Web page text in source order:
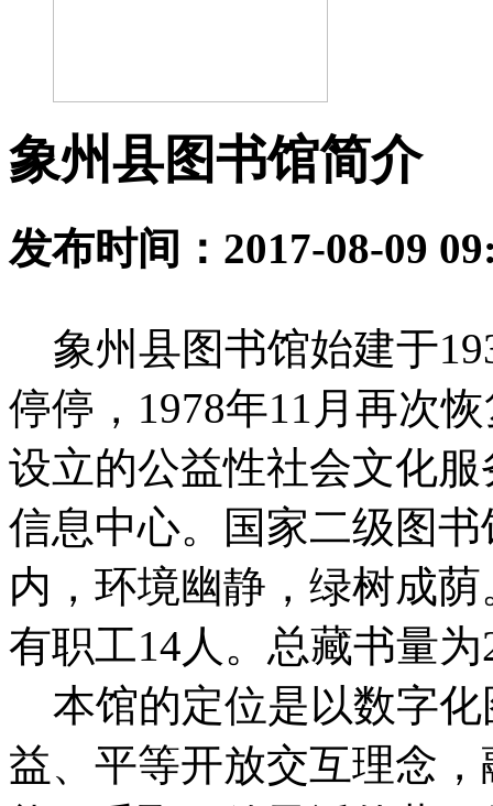
象州县图书馆简介
发布时间：2017-08-09
象州县图书馆始建于
停停，1978年11月再次
设立的公益性社会文化
信息中心。国家二级图
内，环境幽静，绿树成
有职工14人。总藏书量
本馆的定位是以数字化
益、平等开放交互理念